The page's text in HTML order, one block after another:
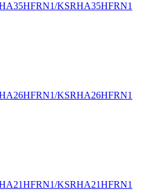
KSRHA35HFRN1
KSRHA26HFRN1
KSRHA21HFRN1